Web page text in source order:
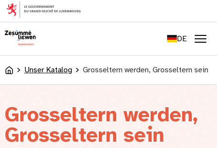
springen
DE
LU
AccueilUnser Katalog Grosseltern werden, Grosseltern sein
Grosseltern werden,
Grosseltern sein